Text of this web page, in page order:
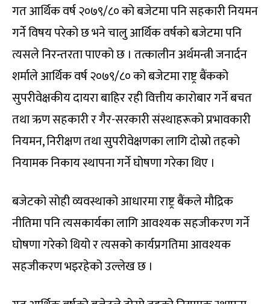
गत आर्थिक वर्ष २०७९/८० को बजेटमा पनि सहकारी नियमन
गर्ने विषय परेको छ भने चालु आर्थिक वर्षको बजेटमा पनि
त्यसले निरन्तरता पाएको छ । तत्कालीन अर्थमन्त्री जनार्दन
शर्माले आर्थिक वर्ष २०७९/८० को बजेटमा राष्ट्र बैंकको
सुपरीवेक्षकीय दायरा बाहिर रही वित्तीय कारोबार गर्ने बचत
तथा ऋण सहकारी र गैर-सरकारी संस्थाहरूको प्रभावकारी
नियमन, निरीक्षण तथा सुपरीवेक्षणका लागि दोस्रो तहको
नियामक निकाय स्थापना गर्ने घोषणा गरेका थिए ।
बजेटको सोही व्यवस्थाको आधारमा राष्ट्र बैंकले मौद्रिक
नीतिमा पनि त्यसकार्यका लागि आवश्यक सहजीकरण गर्ने
घोषणा गरेको थियो र त्यसको कार्यप्रगतिमा आवश्यक
सहजीकरण भइरहेको उल्लेख छ ।